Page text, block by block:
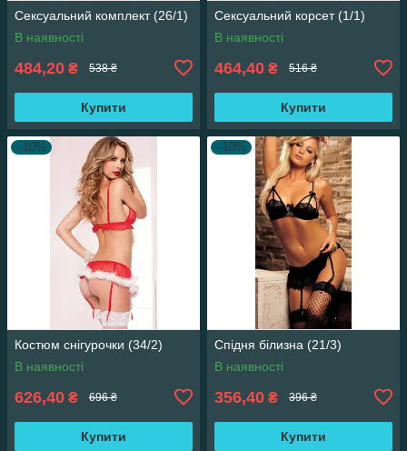
Сексуальний комплект (26/1)
В наявності
484,20 ₴ 538 ₴
Купити
Сексуальний корсет (1/1)
В наявності
464,40 ₴ 516 ₴
Купити
–10%
Костюм снігурочки (34/2)
В наявності
626,40 ₴ 696 ₴
Купити
–10%
Спідня білизна (21/3)
В наявності
356,40 ₴ 396 ₴
Купити